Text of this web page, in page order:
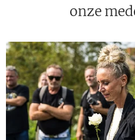
onze